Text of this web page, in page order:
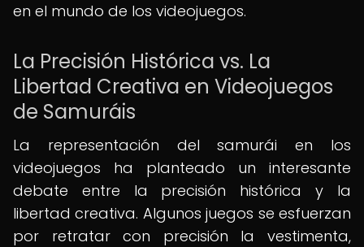
en el mundo de los videojuegos.
La Precisión Histórica vs. La
Libertad Creativa en Videojuegos
de Samuráis
La representación del samurái en los
videojuegos ha planteado un interesante
debate entre la precisión histórica y la
libertad creativa. Algunos juegos se esfuerzan
por retratar con precisión la vestimenta,